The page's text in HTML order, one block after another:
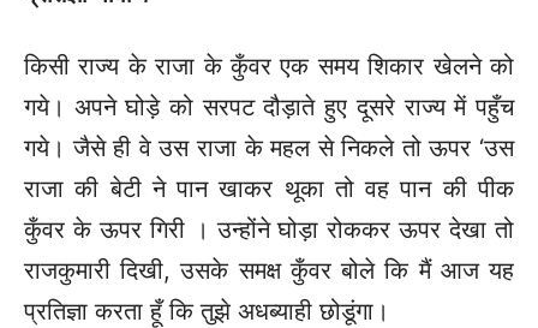
किसी राज्य के राजा के कुँवर एक समय शिकार खेलने को
गये। अपने घोड़े को सरपट दौड़ाते हुए दूसरे राज्य में पहुँच
गये। जैसे ही वे उस राजा के महल से निकले तो ऊपर ‘उस
राजा की बेटी ने पान खाकर थूका तो वह पान की पीक
कुँवर के ऊपर गिरी । उन्होंने घोड़ा रोककर ऊपर देखा तो
राजकुमारी दिखी, उसके समक्ष कुँवर बोले कि मैं आज यह
प्रतिज्ञा करता हूँ कि तुझे अधब्याही छोडूंगा।